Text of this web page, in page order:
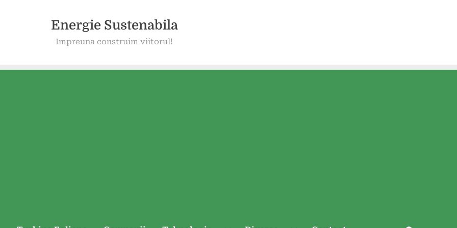
Energie Sustenabila
Impreuna construim viitorul!